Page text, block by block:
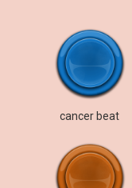
cancer beat